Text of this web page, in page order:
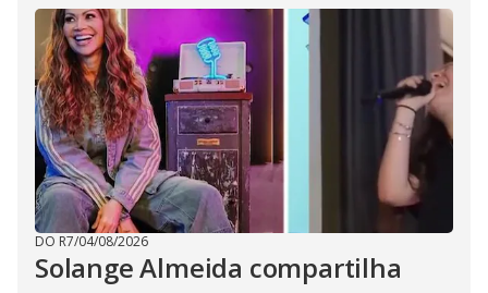
DO R7/04/08/2026
Solange Almeida compartilha